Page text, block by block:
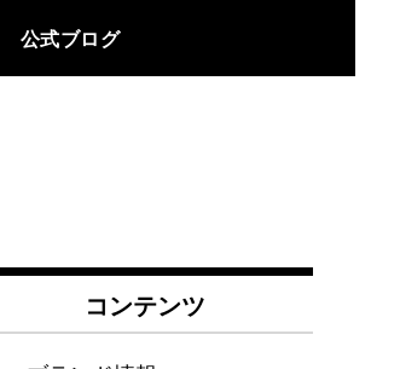
公式ブログ
コンテンツ